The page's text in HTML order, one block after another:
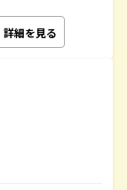
詳細を見る